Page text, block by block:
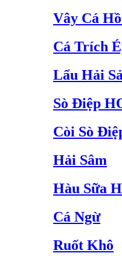
Vây Cá
Cá Trích
Lẩu Hải
Sò Điệp
Còi Sò
Hải Sâm
Hàu Sữa
Cá Ngừ
Ruốt Khô